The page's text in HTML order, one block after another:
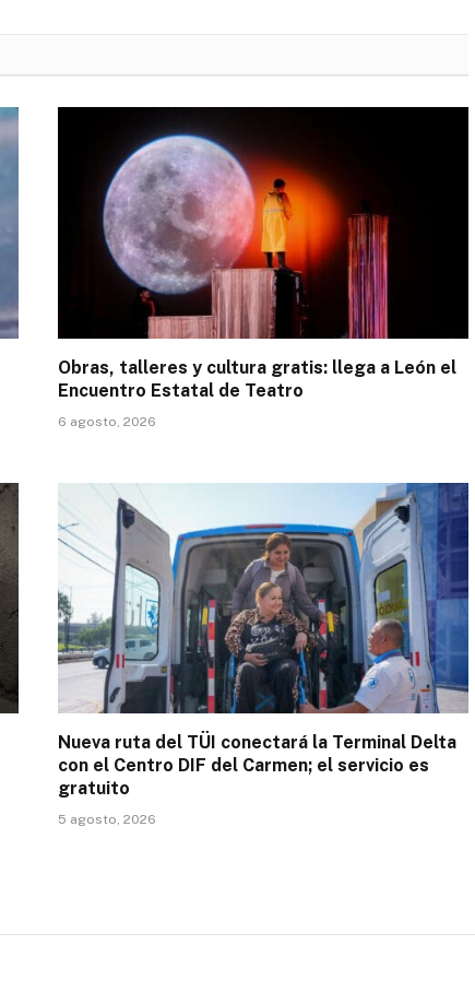
Obras, talleres y cultura gratis: llega a León el
Encuentro Estatal de Teatro
6 agosto, 2026
Nueva ruta del TÜI conectará la Terminal Delta
con el Centro DIF del Carmen; el servicio es
gratuito
5 agosto, 2026